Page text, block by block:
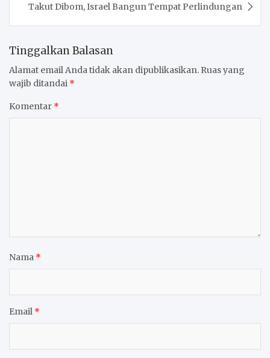
Takut Dibom, Israel Bangun Tempat Perlindungan
Tinggalkan Balasan
Alamat email Anda tidak akan dipublikasikan. Ruas yang
wajib ditandai *
Komentar *
Nama *
Email *